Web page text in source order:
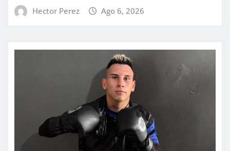
Hector Perez Ago 6, 2026